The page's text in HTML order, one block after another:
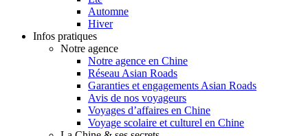
Automne
Hiver
Infos pratiques
Notre agence
Notre agence en Chine
Réseau Asian Roads
Garanties et engagements Asian Roads
Avis de nos voyageurs
Voyages d’affaires en Chine
Voyage scolaire et culturel en Chine